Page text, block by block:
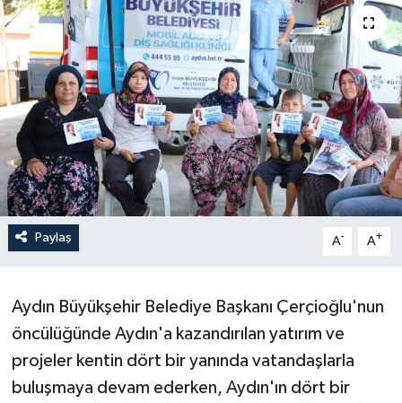
Paylaş A- A+
Aydın Büyükşehir Belediye Başkanı Çerçioğlu'nun
öncülüğünde Aydın'a kazandırılan yatırım ve
projeler kentin dört bir yanında vatandaşlarla
buluşmaya devam ederken, Aydın'ın dört bir